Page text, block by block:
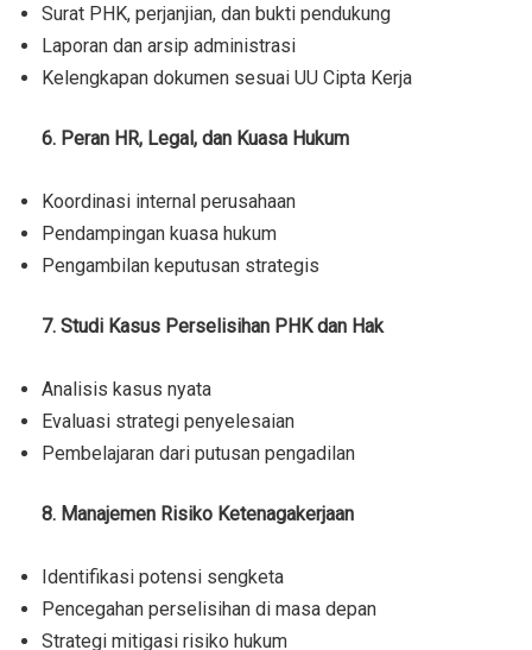
Surat PHK, perjanjian, dan bukti pendukung
Laporan dan arsip administrasi
Kelengkapan dokumen sesuai UU Cipta Kerja
6. Peran HR, Legal, dan Kuasa Hukum
Koordinasi internal perusahaan
Pendampingan kuasa hukum
Pengambilan keputusan strategis
7. Studi Kasus Perselisihan PHK dan Hak
Analisis kasus nyata
Evaluasi strategi penyelesaian
Pembelajaran dari putusan pengadilan
8. Manajemen Risiko Ketenagakerjaan
Identifikasi potensi sengketa
Pencegahan perselisihan di masa depan
Strategi mitigasi risiko hukum